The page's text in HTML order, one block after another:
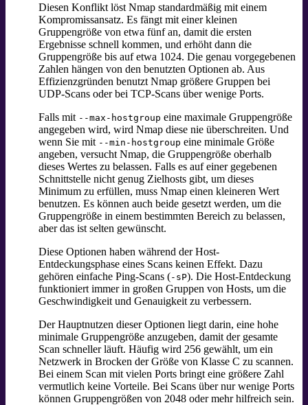
Diesen Konflikt löst Nmap standardmäßig mit einem
Kompromissansatz. Es fängt mit einer kleinen
Gruppengröße von etwa fünf an, damit die ersten
Ergebnisse schnell kommen, und erhöht dann die
Gruppengröße bis auf etwa 1024. Die genau vorgegebenen
Zahlen hängen von den benutzten Optionen ab. Aus
Effizienzgründen benutzt Nmap größere Gruppen bei
UDP-Scans oder bei TCP-Scans über wenige Ports.
Falls mit --max-hostgroup eine maximale Gruppengröße
angegeben wird, wird Nmap diese nie überschreiten. Und
wenn Sie mit --min-hostgroup eine minimale Größe
angeben, versucht Nmap, die Gruppengröße oberhalb
dieses Wertes zu belassen. Falls es auf einer gegebenen
Schnittstelle nicht genug Zielhosts gibt, um dieses
Minimum zu erfüllen, muss Nmap einen kleineren Wert
benutzen. Es können auch beide gesetzt werden, um die
Gruppengröße in einem bestimmten Bereich zu belassen,
aber das ist selten gewünscht.
Diese Optionen haben während der Host-
Entdeckungsphase eines Scans keinen Effekt. Dazu
gehören einfache Ping-Scans (-sP). Die Host-Entdeckung
funktioniert immer in großen Gruppen von Hosts, um die
Geschwindigkeit und Genauigkeit zu verbessern.
Der Hauptnutzen dieser Optionen liegt darin, eine hohe
minimale Gruppengröße anzugeben, damit der gesamte
Scan schneller läuft. Häufig wird 256 gewählt, um ein
Netzwerk in Brocken der Größe von Klasse C zu scannen.
Bei einem Scan mit vielen Ports bringt eine größere Zahl
vermutlich keine Vorteile. Bei Scans über nur wenige Ports
können Gruppengrößen von 2048 oder mehr hilfreich sein.